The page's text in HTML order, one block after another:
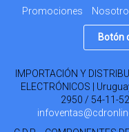
Promociones
Botón
IMPORTACIÓN Y
ELECTRÓNICOS |
2950 / 54-11-